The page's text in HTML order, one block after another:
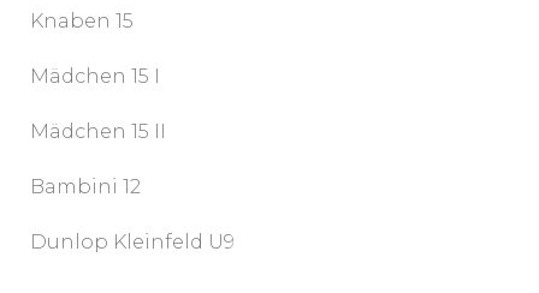
Knaben 15
Mädchen 15 I
Mädchen 15 II
Bambini 12
Dunlop Kleinfeld U9